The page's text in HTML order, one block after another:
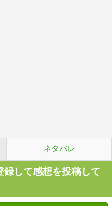
ネタバレ
して感想を投稿して